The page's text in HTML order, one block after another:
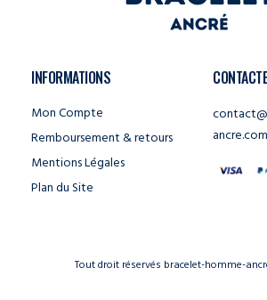
INFORMATIONS
Mon Compte
Remboursement & retours
Mentions Légales
Plan du Site
ancre.com
Tout droit réservés bracelet-homme-